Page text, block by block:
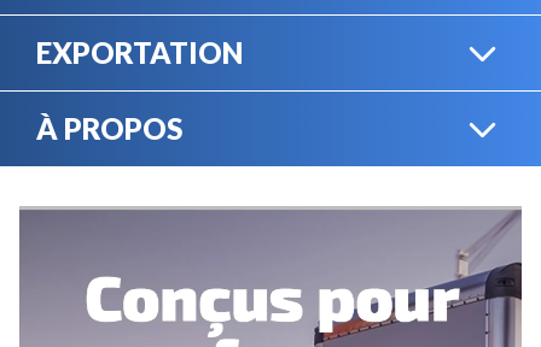
ÉQUIPEMENT
SERVICE MÉCANIQUE
EXPORTATION
À PROPOS